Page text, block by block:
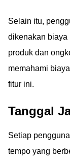
Selain itu,
dikenakan biaya
produk dan
memahami
fitur ini.
Tanggal
Setiap
tempo yang